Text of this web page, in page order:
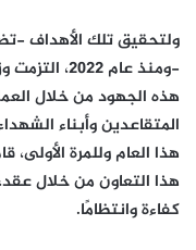
ولتحقيق تلك الأهداف -
-ومنذ عام
هذه الجهود من خلال
المتقاعدين وأبناء
هذا العام وللمرة
هذا التعاون من خلال
كفاءة وانتظامًا.